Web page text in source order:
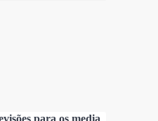
para os media